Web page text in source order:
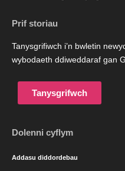
Prif storiau
Tanysgrifiwch i’n bwletin
wybodaeth ddiweddaraf gan
Tanysgrifwch
Dolenni cyflym
Addasu diddordebau